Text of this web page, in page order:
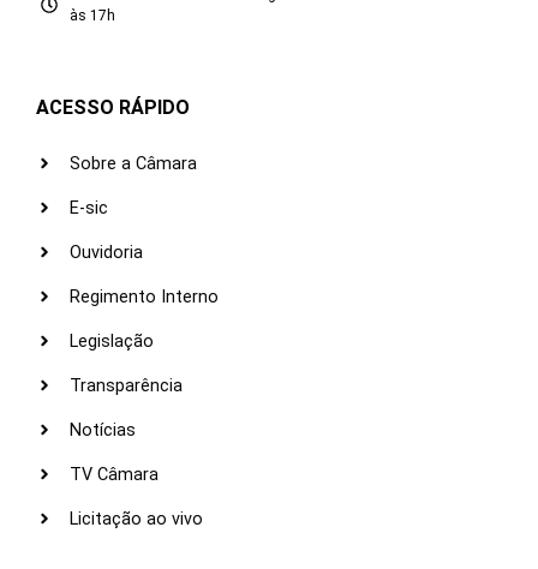
às 17h
ACESSO RÁPIDO
Sobre a Câmara
E-sic
Ouvidoria
Regimento Interno
Legislação
Transparência
Notícias
TV Câmara
Licitação ao vivo